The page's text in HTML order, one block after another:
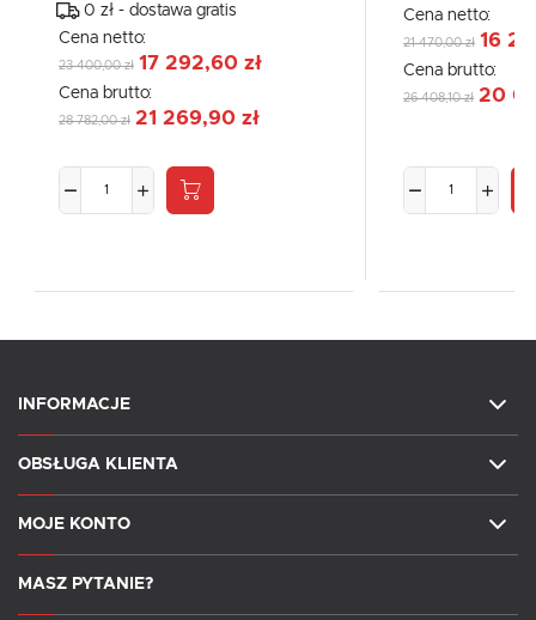
0 zł - dostawa gratis
Cena netto:
23 400,00 zł 17 292,60 zł
Cena brutto:
28 782,00 zł 21 269,90 zł
Cena netto:
21 470,00 zł 16
Cena brutto:
26 408,10 zł 20
INFORMACJE
OBSŁUGA KLIENTA
MOJE KONTO
MASZ PYTANIE?